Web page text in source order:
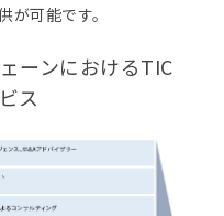
が可能です。
ーンにおけるTIC
ス